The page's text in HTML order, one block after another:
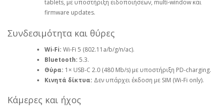
tablets, με υποστήριξη ειδοποιήσεων, multi‑window και
firmware updates.
Συνδεσιμότητα και θύρες
Wi‑Fi: Wi‑Fi 5 (802.11a/b/g/n/ac).
Bluetooth: 5.3.
Θύρα: 1× USB‑C 2.0 (480 Mb/s) με υποστήριξη PD‑charging.
Κινητά δίκτυα: Δεν υπάρχει έκδοση με SIM (Wi‑Fi only).
Κάμερες και ήχος